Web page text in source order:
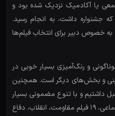
یا آکادمیک نزدیک شده بود و
جشنواره داشت، به انجام رسید.
به خصوص دبیر برای انتخاب فیلم‌ها
و رنگ‌آمیزی بسیار خوبی در
و بخش‌های دیگر است. همچنین
داشتیم و با تنوع مضمونی بسیار
خوبی رو به رو شدیم؛ ۲۶ فیلم اجتماعی، ۱۹ فیلم مقاومت، انقلاب، دفاع